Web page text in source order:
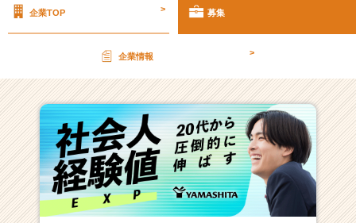
用/
求
一
覧
-
【業
界
成
長
率
N
企業TOP > 募集
企業情報 >